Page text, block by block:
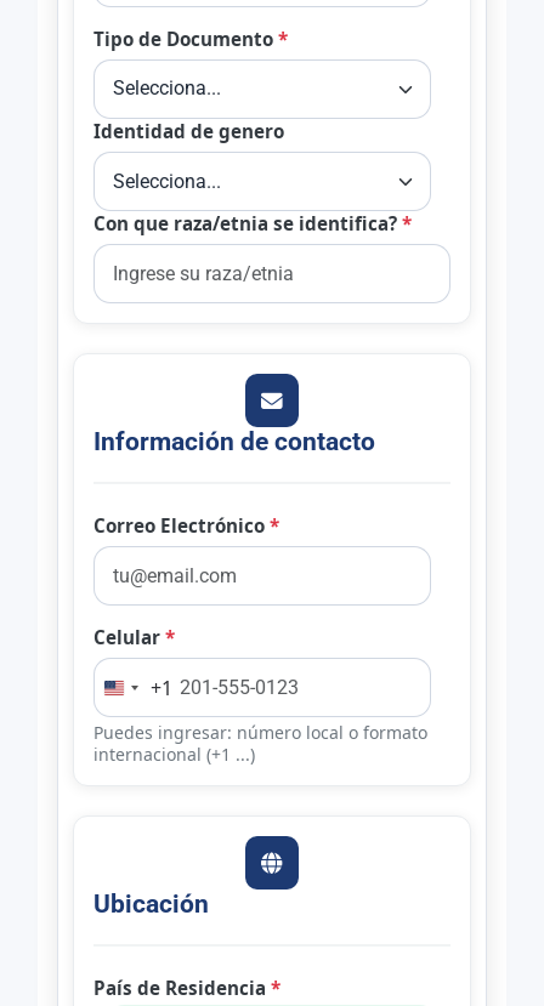
Tipo de Documento*
Identidad de genero
Con que raza/etnia se identifica?*
Información de contacto
Correo Electrónico*
Celular*
+1
Puedes ingresar: número local o formato
internacional (+1 ...)
Ubicación
País de Residencia*